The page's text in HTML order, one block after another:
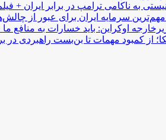
به ناکامی ترامپ در برابر ایران +
سرمایه ایران برای عبور از
اوکراین: باید خسارات به منافع
از کمبود مهمات تا بن‌بست راهبردی در